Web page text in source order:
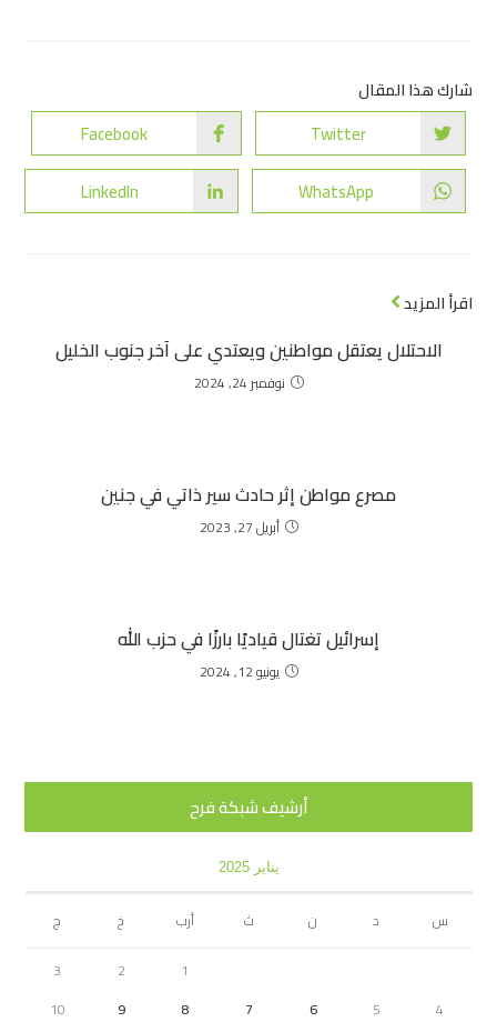
شارك هذا المقال
Twitter
Facebook
WhatsApp
LinkedIn
اقرأ المزيد
الاحتلال يعتقل مواطنين ويعتدي على آخر جنوب الخليل
نوفمبر 24, 2024
مصرع مواطن إثر حادث سير ذاتي في جنين
أبريل 27, 2023
إسرائيل تغتال قياديًا بارزًا في حزب الله
يونيو 12, 2024
أرشيف شبكة فرح
يناير 2025
س د ن ث أرب خ
ج
1
2
3
4
5
6
7
8
9
10